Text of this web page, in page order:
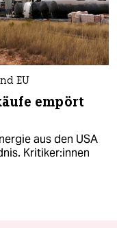
EU
empört
aus den USA
Kri­ti­ke­r:in­nen